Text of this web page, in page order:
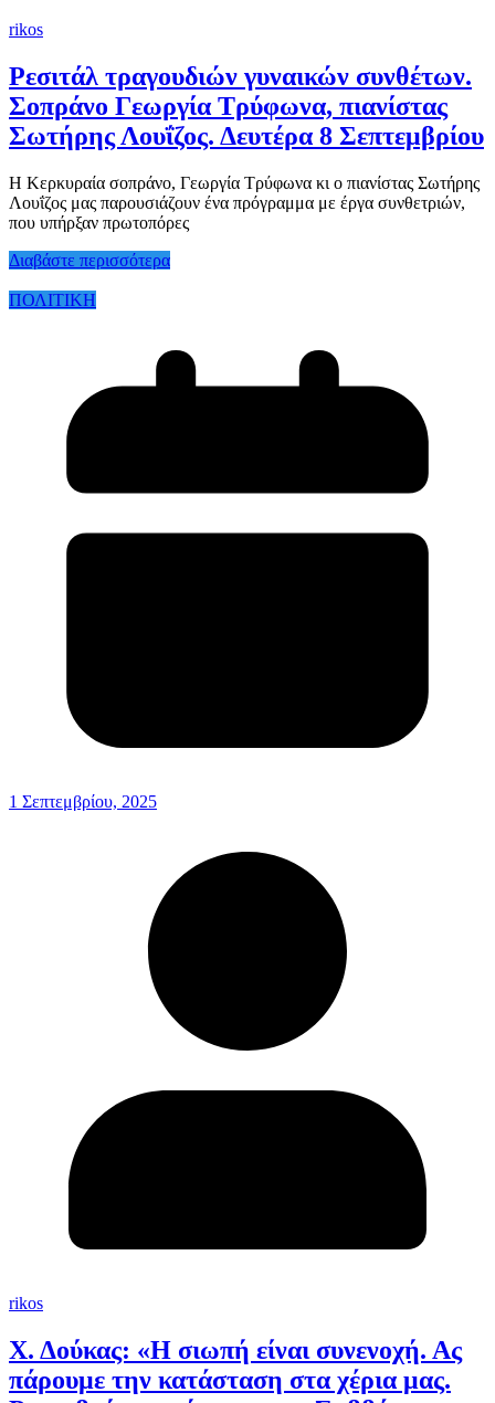
rikos
Ρεσιτάλ τραγουδιών γυναικών συνθέτων.
Σοπράνο Γεωργία Τρύφωνα, πιανίστας
Σωτήρης Λουΐζος. Δευτέρα 8 Σεπτεμβρίου
Η Κερκυραία σοπράνο, Γεωργία Τρύφωνα κι ο πιανίστας Σωτήρης
Λουΐζος μας παρουσιάζουν ένα πρόγραμμα με έργα συνθετριών,
που υπήρξαν πρωτοπόρες
Διαβάστε περισσότερα
ΠΟΛΙΤΙΚΗ
1 Σεπτεμβρίου, 2025
rikos
Χ. Δούκας: «Η σιωπή είναι συνενοχή. Ας
πάρουμε την κατάσταση στα χέρια μας.